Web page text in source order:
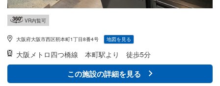
VR内覧可
大阪府大阪市西区靭本町1丁目8番4号 地図を見る
大阪メトロ四つ橋線 本町駅より 徒歩5分
この施設の詳細を見る